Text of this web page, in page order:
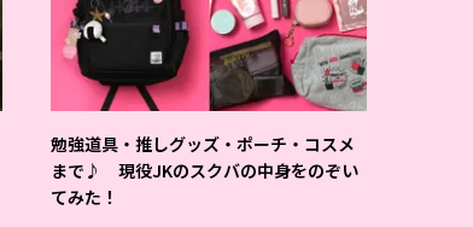
勉強道具・推しグッズ・ポーチ・コスメ
まで♪ 現役JKのスクバの中身をのぞい
てみた！